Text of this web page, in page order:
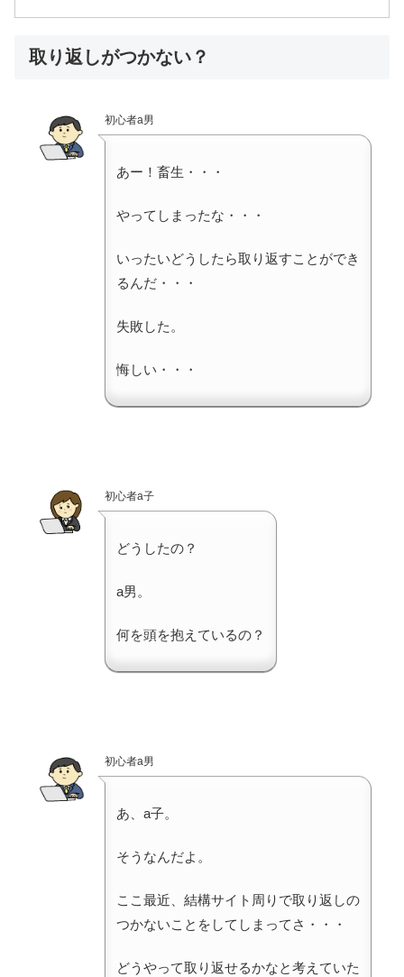
取り返しがつかない？
初心者a男
あー！畜生・・・
やってしまったな・・・
いったいどうしたら取り返すことができ
るんだ・・・
失敗した。
悔しい・・・
初心者a子
どうしたの？
a男。
何を頭を抱えているの？
初心者a男
あ、a子。
そうなんだよ。
ここ最近、結構サイト周りで取り返しの
つかないことをしてしまってさ・・・
どうやって取り返せるかなと考えていた